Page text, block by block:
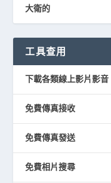
大衛的
工具查用
下載各類線上影片影音
免費傳真接收
免費傳真發送
免費相片搜尋